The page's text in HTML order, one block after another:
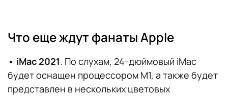
Что еще ждут фанаты Apple
• iMac 2021. По слухам, 24-дюймовый iMac
будет оснащен процессором M1, а также будет
представлен в нескольких цветовых